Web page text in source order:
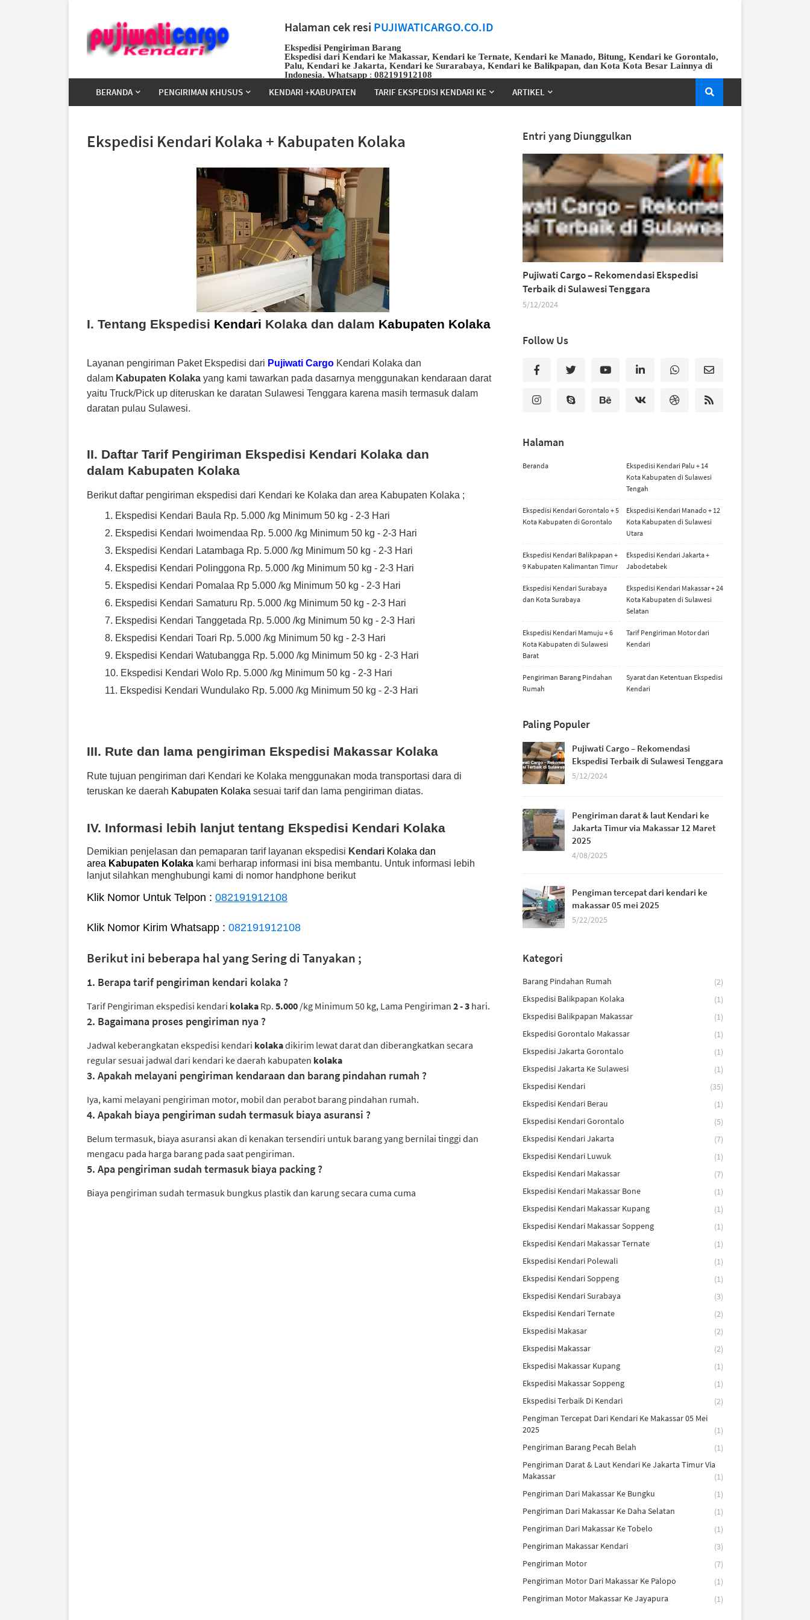
Halaman cek resi PUJIWATICARGO.CO.ID
Ekspedisi Pengiriman Barang
Ekspedisi dari Kendari ke Makassar, Kendari ke Ternate, Kendari ke Manado, Bitung, Kendari ke Gorontalo,
Palu, Kendari ke Jakarta, Kendari ke Surarabaya, Kendari ke Balikpapan, dan Kota Kota Besar Lainnya di
Indonesia. Whatsapp : 082191912108
BERANDA PENGIRIMAN KHUSUS KENDARI +KABUPATEN TARIF EKSPEDISI KENDARI KE ARTIKEL
Ekspedisi Kendari Kolaka + Kabupaten Kolaka
I. Tentang Ekspedisi Kendari Kolaka dan dalam Kabupaten Kolaka
Layanan pengiriman Paket Ekspedisi dari Pujiwati Cargo Kendari Kolaka dan
dalam Kabupaten Kolaka yang kami tawarkan pada dasarnya menggunakan kendaraan darat
yaitu Truck/Pick up diteruskan ke daratan Sulawesi Tenggara karena masih termasuk dalam
daratan pulau Sulawesi.
II. Daftar Tarif Pengiriman Ekspedisi Kendari Kolaka dan
dalam Kabupaten Kolaka
Berikut daftar pengiriman ekspedisi dari Kendari ke Kolaka dan area Kabupaten Kolaka ;
Ekspedisi Kendari Baula Rp. 5.000 /kg Minimum 50 kg - 2-3 Hari
Ekspedisi Kendari Iwoimendaa Rp. 5.000 /kg Minimum 50 kg - 2-3 Hari
Ekspedisi Kendari Latambaga Rp. 5.000 /kg Minimum 50 kg - 2-3 Hari
Ekspedisi Kendari Polinggona Rp. 5.000 /kg Minimum 50 kg - 2-3 Hari
Ekspedisi Kendari Pomalaa Rp 5.000 /kg Minimum 50 kg - 2-3 Hari
Ekspedisi Kendari Samaturu Rp. 5.000 /kg Minimum 50 kg - 2-3 Hari
Ekspedisi Kendari Tanggetada Rp. 5.000 /kg Minimum 50 kg - 2-3 Hari
Ekspedisi Kendari Toari Rp. 5.000 /kg Minimum 50 kg - 2-3 Hari
Ekspedisi Kendari Watubangga Rp. 5.000 /kg Minimum 50 kg - 2-3 Hari
Ekspedisi Kendari Wolo Rp. 5.000 /kg Minimum 50 kg - 2-3 Hari
Ekspedisi Kendari Wundulako Rp. 5.000 /kg Minimum 50 kg - 2-3 Hari
III. Rute dan lama pengiriman Ekspedisi Makassar Kolaka
Rute tujuan pengiriman dari Kendari ke Kolaka menggunakan moda transportasi dara di
teruskan ke daerah Kabupaten Kolaka sesuai tarif dan lama pengiriman diatas.
IV. Informasi lebih lanjut tentang Ekspedisi Kendari Kolaka
Demikian penjelasan dan pemaparan tarif layanan ekspedisi Kendari Kolaka dan
area Kabupaten Kolaka kami berharap informasi ini bisa membantu. Untuk informasi lebih
lanjut silahkan menghubungi kami di nomor handphone berikut
Klik Nomor Untuk Telpon : 082191912108
Klik Nomor Kirim Whatsapp : 082191912108
Berikut ini beberapa hal yang Sering di Tanyakan ;
1. Berapa tarif pengiriman kendari kolaka ?
Tarif Pengiriman ekspedisi kendari kolaka Rp. 5.000 /kg Minimum 50 kg, Lama Pengiriman 2 - 3 hari.
2. Bagaimana proses pengiriman nya ?
Jadwal keberangkatan ekspedisi kendari kolakadikirim lewat darat dan diberangkatkan secara
regular sesuai jadwal dari kendari ke daerah kabupaten kolaka
3. Apakah melayani pengiriman kendaraan dan barang pindahan rumah ?
Iya, kami melayani pengiriman motor, mobil dan perabot barang pindahan rumah.
4. Apakah biaya pengiriman sudah termasuk biaya asuransi ?
Belum termasuk, biaya asuransi akan di kenakan tersendiri untuk barang yang bernilai tinggi dan
mengacu pada harga barang pada saat pengiriman.
5. Apa pengiriman sudah termasuk biaya packing ?
Biaya pengiriman sudah termasuk bungkus plastik dan karung secara cuma cuma
Entri yang Diunggulkan
Pujiwati Cargo – Rekomendasi Ekspedisi
Terbaik di Sulawesi Tenggara
5/12/2024
Follow Us
Halaman
Beranda
Ekspedisi Kendari Palu + 14
Kota Kabupaten di Sulawesi
Tengah
Ekspedisi Kendari Gorontalo + 5
Kota Kabupaten di Gorontalo
Ekspedisi Kendari Manado + 12
Kota Kabupaten di Sulawesi
Utara
Ekspedisi Kendari Balikpapan +
9 Kabupaten Kalimantan Timur
Ekspedisi Kendari Jakarta +
Jabodetabek
Ekspedisi Kendari Surabaya
dan Kota Surabaya
Ekspedisi Kendari Makassar + 24
Kota Kabupaten di Sulawesi
Selatan
Ekspedisi Kendari Mamuju + 6
Kota Kabupaten di Sulawesi
Barat
Tarif Pengiriman Motor dari
Kendari
Pengiriman Barang Pindahan
Rumah
Syarat dan Ketentuan Ekspedisi
Kendari
Paling Populer
Pujiwati Cargo – Rekomendasi
Ekspedisi Terbaik di Sulawesi Tenggara
5/12/2024
Pengiriman darat & laut Kendari ke
Jakarta Timur via Makassar 12 Maret
2025
4/08/2025
Pengiman tercepat dari kendari ke
makassar 05 mei 2025
5/22/2025
Kategori
Barang Pindahan Rumah
(2)
Ekspedisi Balikpapan Kolaka
(1)
Ekspedisi Balikpapan Makassar
(1)
Ekspedisi Gorontalo Makassar
(1)
Ekspedisi Jakarta Gorontalo
(1)
Ekspedisi Jakarta Ke Sulawesi
(1)
Ekspedisi Kendari
(35)
Ekspedisi Kendari Berau
(1)
Ekspedisi Kendari Gorontalo
(5)
Ekspedisi Kendari Jakarta
(7)
Ekspedisi Kendari Luwuk
(1)
Ekspedisi Kendari Makassar
(7)
Ekspedisi Kendari Makassar Bone
(1)
Ekspedisi Kendari Makassar Kupang
(1)
Ekspedisi Kendari Makassar Soppeng
(1)
Ekspedisi Kendari Makassar Ternate
(1)
Ekspedisi Kendari Polewali
(1)
Ekspedisi Kendari Soppeng
(1)
Ekspedisi Kendari Surabaya
(3)
Ekspedisi Kendari Ternate
(2)
Ekspedisi Makasar
(2)
Ekspedisi Makassar
(2)
Ekspedisi Makassar Kupang
(1)
Ekspedisi Makassar Soppeng
(1)
Ekspedisi Terbaik Di Kendari
(2)
Pengiman Tercepat Dari Kendari Ke Makassar 05 Mei
2025
(1)
Pengiriman Barang Pecah Belah
(1)
Pengiriman Darat & Laut Kendari Ke Jakarta Timur Via
Makassar
(1)
Pengiriman Dari Makassar Ke Bungku
(1)
Pengiriman Dari Makassar Ke Daha Selatan
(1)
Pengiriman Dari Makassar Ke Tobelo
(1)
Pengiriman Makassar Kendari
(3)
Pengiriman Motor
(7)
Pengiriman Motor Dari Makassar Ke Palopo
(1)
Pengiriman Motor Makassar Ke Jayapura
(1)